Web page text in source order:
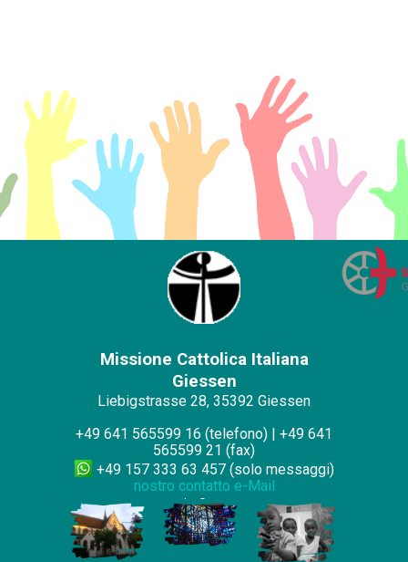
Missione Cattolica Italiana
Giessen
Liebigstrasse 28, 35392 Giessen
+49 641 565599 16 (telefono) | +49 641
565599 21 (fax)
+49 157 333 63 457 (solo messaggi)
nostro contatto e-Mail
copyright © 2021-